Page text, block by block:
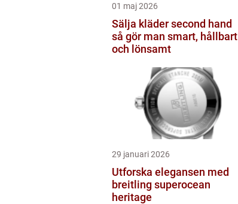
01 maj 2026
Sälja kläder second hand
så gör man smart, hållbart
och lönsamt
29 januari 2026
Utforska elegansen med
breitling superocean
heritage